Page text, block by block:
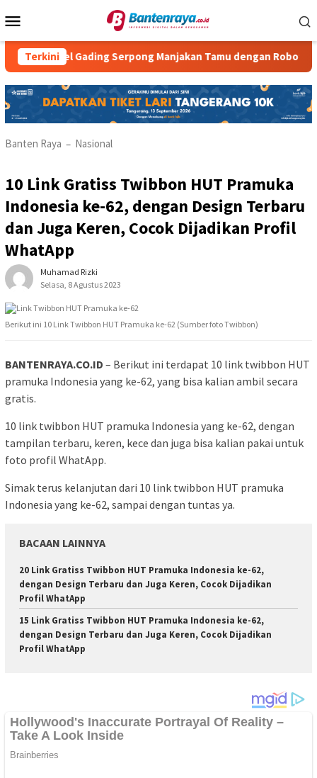
ke
Mobile
Terkini
Gading Serpong Manjakan Tamu dengan Robot Waiter
Banten Raya – Nasional
10 Link Gratiss Twibbon HUT Pramuka
Indonesia ke-62, dengan Design Terbaru
dan Juga Keren, Cocok Dijadikan Profil
WhatApp
Muhamad Rizki
Selasa, 8 Agustus 2023
Berikut ini 10 Link Twibbon HUT Pramuka ke-62 (Sumber foto Twibbon)
BANTENRAYA.CO.ID – Berikut ini terdapat 10 link twibbon HUT
pramuka Indonesia yang ke-62, yang bisa kalian ambil secara
gratis.
10 link twibbon HUT pramuka Indonesia yang ke-62, dengan
tampilan terbaru, keren, kece dan juga bisa kalian pakai untuk
foto profil WhatApp.
Simak terus kelanjutan dari 10 link twibbon HUT pramuka
Indonesia yang ke-62, sampai dengan tuntas ya.
BACAAN LAINNYA
20 Link Gratiss Twibbon HUT Pramuka Indonesia ke-62,
dengan Design Terbaru dan Juga Keren, Cocok Dijadikan
Profil WhatApp
15 Link Gratiss Twibbon HUT Pramuka Indonesia ke-62,
dengan Design Terbaru dan Juga Keren, Cocok Dijadikan
Profil WhatApp